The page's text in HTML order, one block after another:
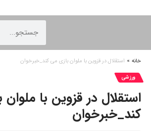
خانه » استقلال در قزوین با ملوان بازی می کند_خبرخوان
ورزشی
استقلال در قزوین با
کند_خبرخوان